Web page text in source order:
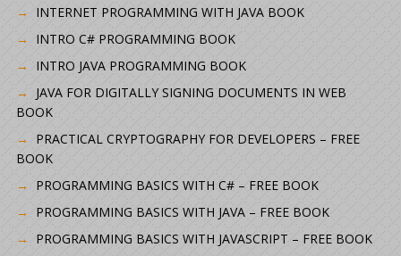
INTERNET PROGRAMMING WITH JAVA BOOK
INTRO C# PROGRAMMING BOOK
INTRO JAVA PROGRAMMING BOOK
JAVA FOR DIGITALLY SIGNING DOCUMENTS IN WEB
BOOK
PRACTICAL CRYPTOGRAPHY FOR DEVELOPERS – FREE
BOOK
PROGRAMMING BASICS WITH C# – FREE BOOK
PROGRAMMING BASICS WITH JAVA – FREE BOOK
PROGRAMMING BASICS WITH JAVASCRIPT – FREE BOOK